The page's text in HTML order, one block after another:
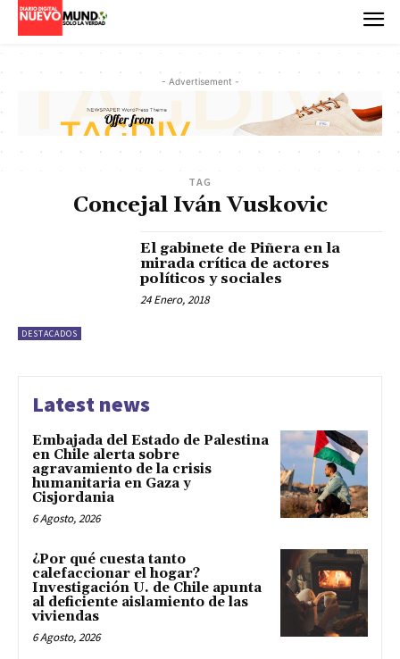
- Advertisement -
TAG
Concejal Iván Vuskovic
DESTACADOS
El gabinete de Piñera en la
mirada crítica de actores
políticos y sociales
24 Enero, 2018
Latest news
Embajada del Estado de Palestina
en Chile alerta sobre
agravamiento de la crisis
humanitaria en Gaza y
Cisjordania
6 Agosto, 2026
¿Por qué cuesta tanto
calefaccionar el hogar?
Investigación U. de Chile apunta
al deficiente aislamiento de las
viviendas
6 Agosto, 2026